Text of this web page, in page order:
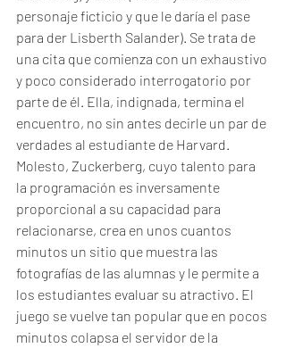
personaje ficticio y que le daría el pase
para der Lisberth Salander). Se trata de
una cita que comienza con un exhaustivo
y poco considerado interrogatorio por
parte de él. Ella, indignada, termina el
encuentro, no sin antes decirle un par de
verdades al estudiante de Harvard.
Molesto, Zuckerberg, cuyo talento para
la programación es inversamente
proporcional a su capacidad para
relacionarse, crea en unos cuantos
minutos un sitio que muestra las
fotografías de las alumnas y le permite a
los estudiantes evaluar su atractivo. El
juego se vuelve tan popular que en pocos
minutos colapsa el servidor de la